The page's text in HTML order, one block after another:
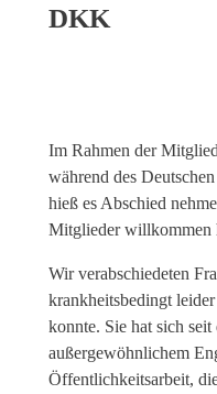
DKK
Im Rahmen der
während des
hieß es Abschied
Mitglieder willkommen
Wir verabschiedeten
krankheitsbedingt
konnte. Sie hat sich
außergewöhnlichem
Öffentlichkeitsarbeit,